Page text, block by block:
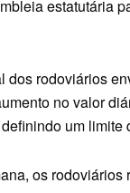
estatutária
dos rodoviários
no valor
um limite
os